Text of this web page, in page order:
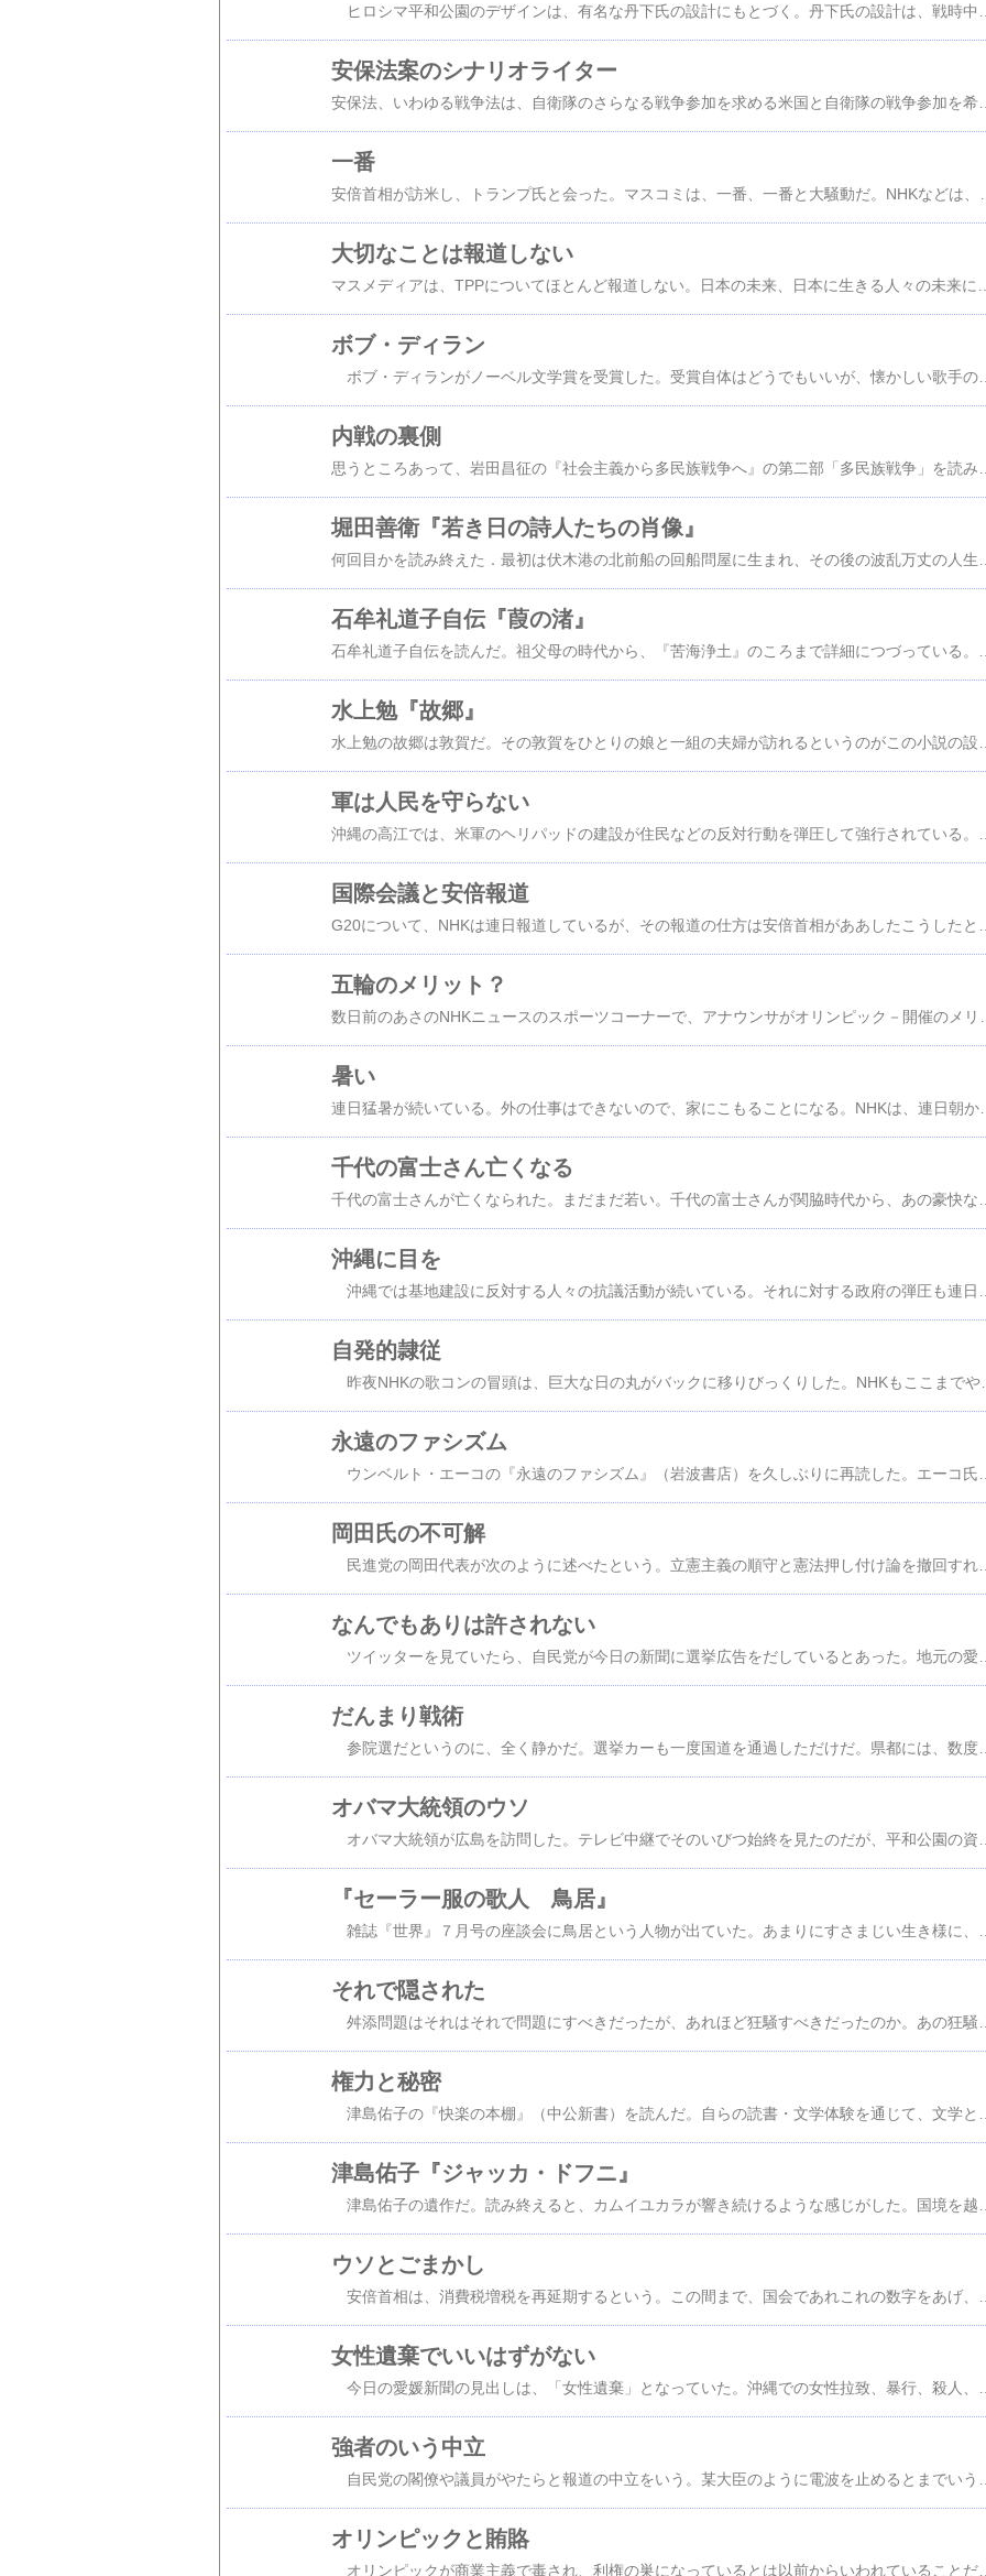
安保法案のシナリオライター
安保法、いわゆる戦争法は、自衛隊のさらなる戦争参加を求める米国と自衛隊の戦争参加を希望する日本の支配層との思惑が一致して成立したのだが、その裏には「安保法のシナリオライター」と呼ばれるアーミテージがいた。アーミテージは、ブッシュが政権に就く直前、「集団的自衛権の禁止が「同盟への制約」になっている」と述べた。イラク戦争の際には、中東担当特使有馬龍夫に「集団的自衛権の行使について内閣法制局は憲法を柔軟に解釈する必要がある」と述べた。 アーミテージの指示のとり、日本の安倍政権は集団的自衛権を合憲とし、戦争法＝安保法を成立させた。 アーミテージは、オーストラリアでの講演でこういっている。「（同盟とは）オーストラリアの皆さんの息子さんや娘さんが、米国の防衛のために喜んで死ぬような関係です。それが同盟という意味なんです。」 その通りに日本国は集団的自衛権を持つとされ、米国のために喜んで死なねばならなくなった。米国と日本の軍需産業や大企業や大金持ちのために、死ななければならなくなった。 日本の人民は、そのことに今すぐにでも目をさましてほしいものだ。 （参考書）『属国』ガバン・マコーマック 凱風社 『絶滅の地球誌』野沢雅樹 講談社選書メチエ
一番
大切なことは報道しない
ボブ・ディラン
ボブ・ディランがノーベル文学賞を受賞した。受賞自体はどうでもいいが、懐かしい歌手のひとりだ。 かつて若かりし頃、PPMやピート・シーガーそれにジョンバエズなどとともに、よく歌った利器たりしたものだった。 ピート・シーガーの場合は、愛媛が奥さんの出身地ということもあって、コンサートがあり、生できいた。 若者たちが、ベトナム反戦などで、生きがよかったころのことだ。
内戦の裏側
堀田善衛『若き日の詩人たちの肖像』
石牟礼道子自伝『葭の渚』
水上勉『故郷』
軍は人民を守らない
国際会議と安倍報道
五輪のメリット？
暑い
連日猛暑が続いている。外の仕事はできないので、家にこもることになる。NHKは、連日朝から晩まで、オリンピックと高校野球。ニュースは、中国の「領海侵犯」と北朝鮮ばかり。昨日は安倍氏の墓参りを報道。私事をわざわざ報道するNHKの忠犬ぶりに怒り。 オリンピックは、個々の選手の技には感心するが、ニッポン、ニッポンの連呼と日の丸の波にへきえきする。なるほど、オリンピック招致に自公政権や日本の支配層が熱心なわけだ。利権と国家主義の一挙両得だ。 商業主義とナショナリズムのオリンピック。熱中症を警告するなかでの高校野球。どちらもおかしい。もはや、廃止してもいいのではないか。
千代の富士さん亡くなる
沖縄に目を
自発的隷従
昨夜NHKの歌コンの冒頭は、巨大な日の丸がバックに移りびっくりした。NHKもここまでやるのかという感じだった。歌コンのテーマはオリンピック応援、朝から晩までオリンピックのNHKだが、この調子では、東京オリンピックまでこの調子なのだろう。 放送の政治的偏りの目立つNHKだが、報道すべきことは報道せず、どうでもいいことばかりのNHKだ。 ラ・ボエシに『自発的隷従論』という本がある。人はなぜ自発的に隷従するのかということを述べたものだ。その中にはじめはどういう方法であれ、それに慣れるうちにそれが当たり前になる都いう個所がある。 日々劣化するNHKだが、そのうちそれが当たり前になる。そのように、権力の圧政の中で生きるうちにその状態があたりまえになる。自発的隷従だ。 顧みれば、７０年代の学園紛争以後、高度成長の中で闘争らしいものをしてこなかったこと、抵抗らしいことをしてこなかったことが、現状を作りだしているのかもしれない。 抑圧されても、抑圧されても、政権を支持するという現状だ。 そのうちNHKなどが旗を振っている国家主義的雰囲気にもなれ、隷従するようになるのかもしれない。
永遠のファシズム
岡田氏の不可解
民進党の岡田代表が次のように述べたという。立憲主義の順守と憲法押し付け論を撤回すれば、９条以外の論議に応じるというのだ。 立憲主義にせよ、押し付け論にせよ、言葉の上でどうこうしても、安倍自公政権にとっては、痛くもかゆくもないだろう。 それに、安倍自民党は、９条以外のやりやすい条項から論議に入ることももくろんでおり、岡田氏のいうことは、ながったりかなったりだろう。いきなり緊急事態条項から入るという予想も多い。 岡田氏の言葉は安倍自民党政権にとって、まことに都合のいい言葉だ。岡田氏がそういうことをいうのは、まことに不可解きわまる。岡田という人は、民主党もまことに目先の見えない、腰の引けた政党だと思う。野党共闘をいうのなら、もっと毅然とした姿勢を示すべきだ。 民進代表、改憲論議条件付き容認 9条以外で （共同通信：2016/7/14） 民進党の岡田克也代表は14日の記者会見で、憲法改正に関し、安倍晋三首相が現行憲法を連合国軍総司令部（GHQ）による「押し付け憲法」と捉えている見解を撤回し、立憲主義を順守するとの条件を守れば、9条以外の条文の議論に応じる余地があるとの考えを示唆した。これまで岡田氏は9条だけでなく、他の条文に関しても安倍政権下の改正に反対しており、軌道修正を図った形だ。
なんでもありは許されない
だんまり戦術
オバマ大統領のウソ
『セーラー服の歌人 鳥居』
それで隠された
権力と秘密
津島佑子『ジャッカ・ドフニ』
ウソとごまかし
女性遺棄でいいはずがない
強者のいう中立
オリンピックと賄賂
オリンピックが商業主義で毒され、利権の巣になっているとは以前からいわれていることだ。今回東京へのオリンピック招致にさいし賄賂がおくられたのではないかという疑惑が生じている。 詳細は、梶村太一郎さんのブログがよくまとまっており、竹田氏のいうように公明正大なものだないことがよくわかる。→ここ ブログ「みんな変わっているから大丈夫」にも電通や賄賂の送付先などについて詳しい記事がある。スクロールして先の記事まで辿ってみてほしい。→ここ 東京都が手を挙げたのにいつのまにか、国家的事業に変身したオリンピック。膨大に膨らむ事業費をみると、裏に、巨大な利権が渦巻いているに違いないと思われる。 追記、招致委員会のエンブレムと今回採用されたエンブレムとは色のあるなしの違いはあるが、よくにているなあ。